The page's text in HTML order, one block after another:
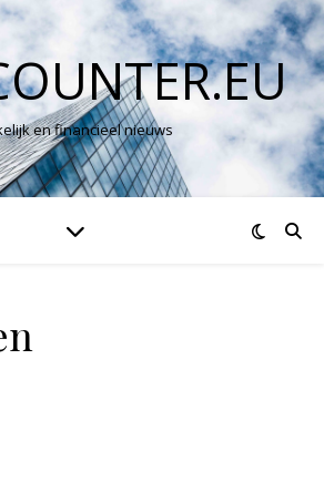
en financieel nieuws